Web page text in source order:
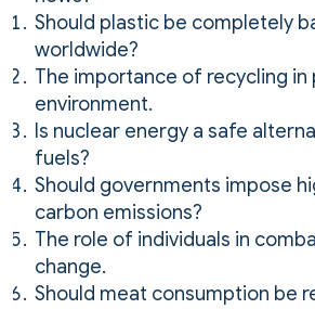
Should plastic be completely
worldwide?
The importance of recycling
environment.
Is nuclear energy a safe
fuels?
Should governments impose
carbon emissions?
The role of individuals in
change.
Should meat consumption be